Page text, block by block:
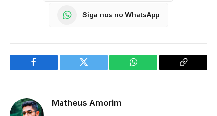
Siga nos no WhatsApp
Facebook Twitter WhatsApp
Copy
Matheus Amorim